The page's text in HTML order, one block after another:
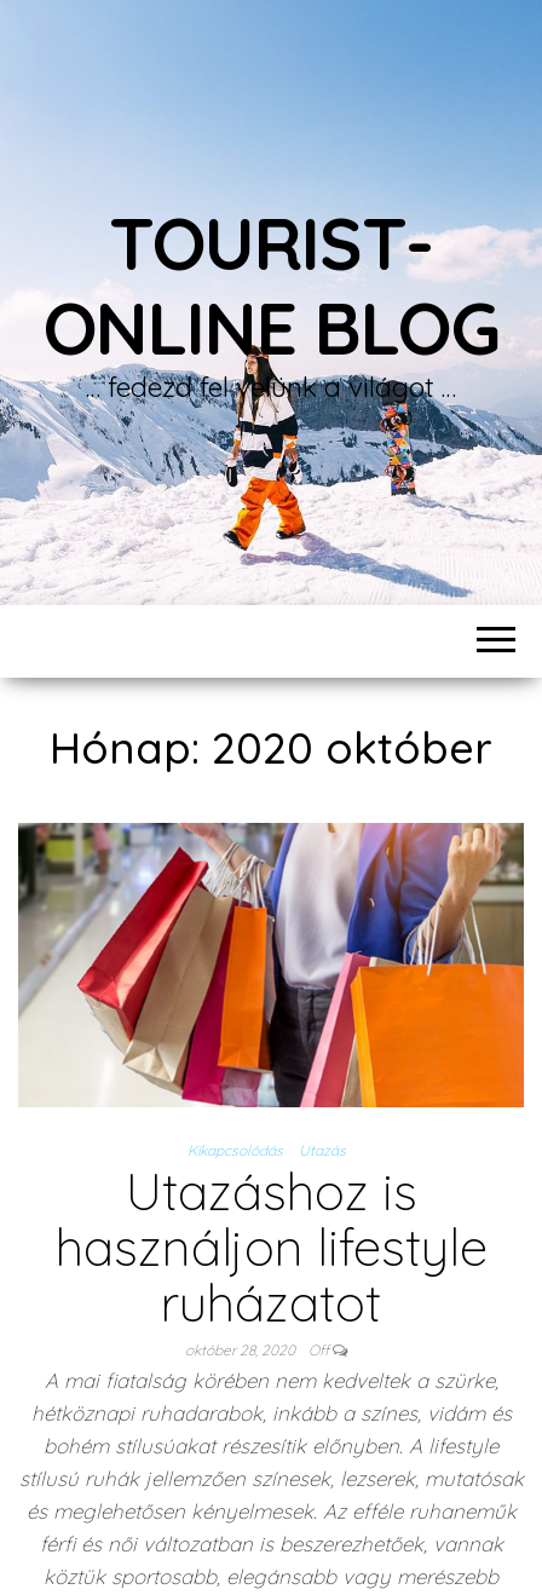
TOURIST-
ONLINE BLOG
… fedezd fel velünk a világot …
Hónap: 2020 október
Kikapcsolódás Utazás
Utazáshoz is
használjon lifestyle
ruházatot
október 28, 2020 Off
A mai fiatalság körében nem kedveltek a szürke,
hétköznapi ruhadarabok, inkább a színes, vidám és
bohém stílusúakat részesítik előnyben. A lifestyle
stílusú ruhák jellemzően színesek, lezserek, mutatósak
és meglehetősen kényelmesek. Az efféle ruhaneműk
férfi és női változatban is beszerezhetőek, vannak
köztük sportosabb, elegánsabb vagy merészebb